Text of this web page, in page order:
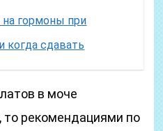
гормоны при
когда сдавать
в моче
рекомендациями по